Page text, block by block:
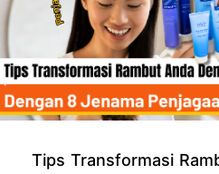
Tips Transformasi